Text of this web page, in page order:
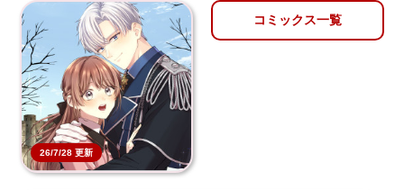
26/7/28 更新
コミックス一覧